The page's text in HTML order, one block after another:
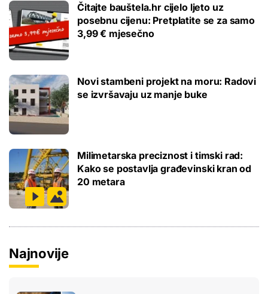
Čitajte bauštela.hr cijelo ljeto uz
posebnu cijenu: Pretplatite se za samo
3,99 € mjesečno
Novi stambeni projekt na moru: Radovi
se izvršavaju uz manje buke
Milimetarska preciznost i timski rad:
Kako se postavlja građevinski kran od
20 metara
Najnovije